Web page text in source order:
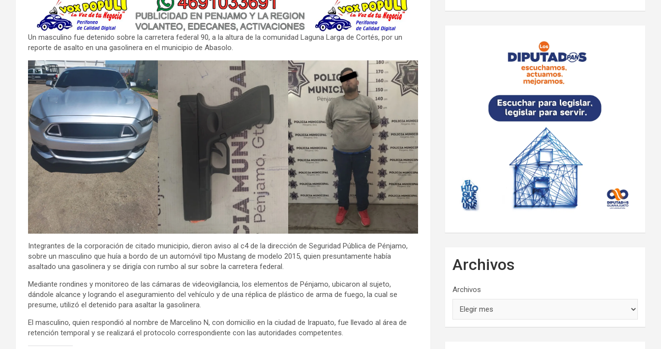
Un masculino fue detenido sobre la carretera federal 90, a la altura de la comunidad Laguna Larga de Cortés, por un
reporte de asalto en una gasolinera en el municipio de Abasolo.
Integrantes de la corporación de citado municipio, dieron aviso al c4 de la dirección de Seguridad Pública de Pénjamo,
sobre un masculino que huía a bordo de un automóvil tipo Mustang de modelo 2015, quien presuntamente había
asaltado una gasolinera y se dirigía con rumbo al sur sobre la carretera federal.
Mediante rondines y monitoreo de las cámaras de videovigilancia, los elementos de Pénjamo, ubicaron al sujeto,
dándole alcance y logrando el aseguramiento del vehículo y de una réplica de plástico de arma de fuego, la cual se
presume, utilizó el detenido para asaltar la gasolinera.
El masculino, quien respondió al nombre de Marcelino N, con domicilio en la ciudad de Irapuato, fue llevado al área de
retención temporal y se realizará el protocolo correspondiente con las autoridades competentes.
Archivos
Archivos